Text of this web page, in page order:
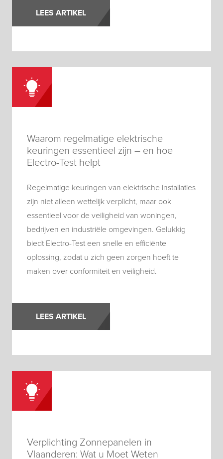
LEES ARTIKEL
Waarom regelmatige elektrische
keuringen essentieel zijn – en hoe
Electro-Test helpt
Regelmatige keuringen van elektrische installaties
zijn niet alleen wettelijk verplicht, maar ook
essentieel voor de veiligheid van woningen,
bedrijven en industriële omgevingen. Gelukkig
biedt Electro-Test een snelle en efficiënte
oplossing, zodat u zich geen zorgen hoeft te
maken over conformiteit en veiligheid.
LEES ARTIKEL
Verplichting Zonnepanelen in
Vlaanderen: Wat u Moet Weten